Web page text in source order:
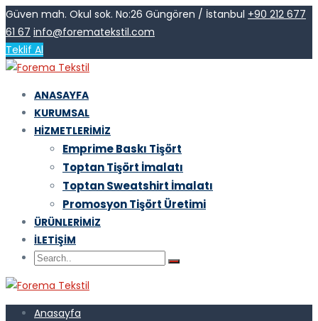
Güven mah. Okul sok. No:26 Güngören / İstanbul +90 212 677
61 67 info@forematekstil.com
Teklif Al
ANASAYFA
KURUMSAL
HIZMETLERIMIZ
Emprime Baskı Tişört
Toptan Tişört İmalatı
Toptan Sweatshirt İmalatı
Promosyon Tişört Üretimi
ÜRÜNLERIMIZ
İLETIŞIM
Anasayfa